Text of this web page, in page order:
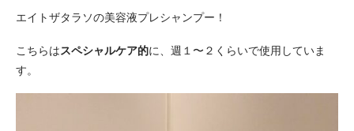
エイトザタラソの美容液プレシャンプー！
こちらはスペシャルケア的に、週１〜２くらいで使用していま
す。